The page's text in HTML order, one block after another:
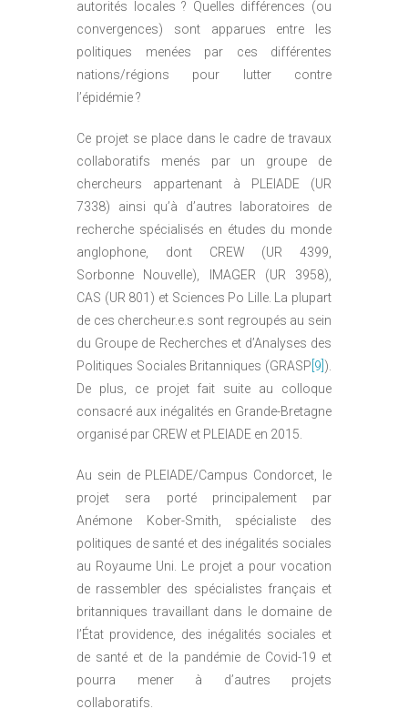
autorités locales ? Quelles différences (ou
convergences) sont apparues entre les
politiques menées par ces différentes
nations/régions pour lutter contre
l’épidémie ?
Ce projet se place dans le cadre de travaux
collaboratifs menés par un groupe de
chercheurs appartenant à PLEIADE (UR
7338) ainsi qu’à d’autres laboratoires de
recherche spécialisés en études du monde
anglophone, dont CREW (UR 4399,
Sorbonne Nouvelle), IMAGER (UR 3958),
CAS (UR 801) et Sciences Po Lille. La plupart
de ces chercheur.e.s sont regroupés au sein
du Groupe de Recherches et d’Analyses des
Politiques Sociales Britanniques (GRASP [9] ).
De plus, ce projet fait suite au colloque
consacré aux inégalités en Grande-Bretagne
organisé par CREW et PLEIADE en 2015.
Au sein de PLEIADE/Campus Condorcet, le
projet sera porté principalement par
Anémone Kober-Smith, spécialiste des
politiques de santé et des inégalités sociales
au Royaume Uni. Le projet a pour vocation
de rassembler des spécialistes français et
britanniques travaillant dans le domaine de
l’État providence, des inégalités sociales et
de santé et de la pandémie de Covid-19 et
pourra mener à d’autres projets
collaboratifs.